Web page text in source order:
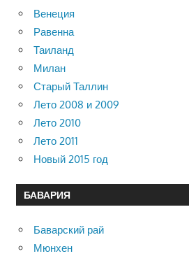
Венеция
Равенна
Таиланд
Милан
Старый Таллин
Лето 2008 и 2009
Лето 2010
Лето 2011
Новый 2015 год
БАВАРИЯ
Баварский рай
Мюнхен